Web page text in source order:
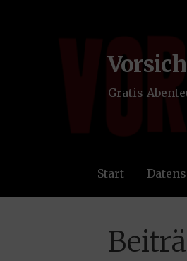
Gratis-
Start